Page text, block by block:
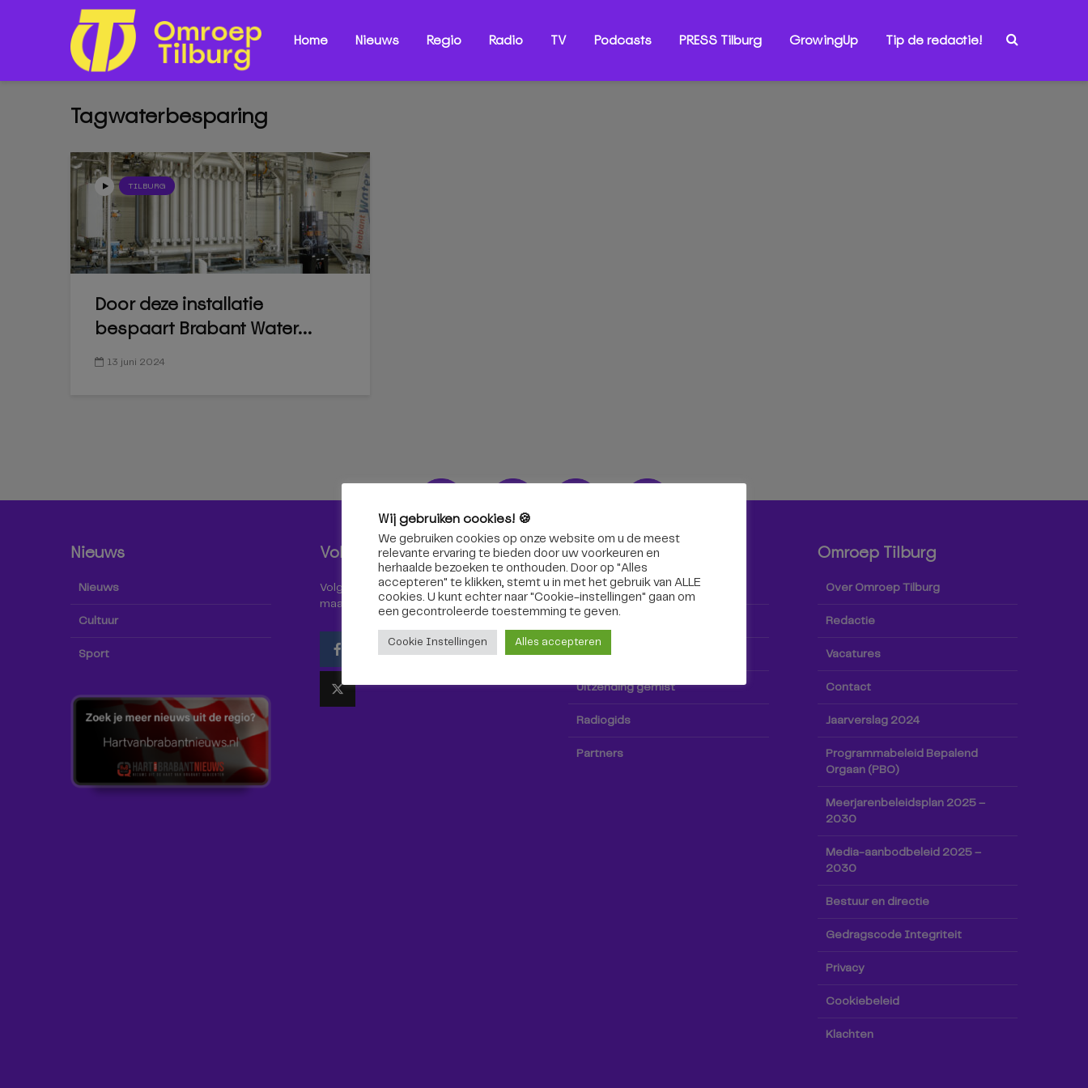
Home Nieuws Regio Radio TV Podcasts PRESS Tilburg GrowingUp Tip de redactie!
Tagwaterbesparing
TILBURG
Door deze installatie
bespaart Brabant Water...
13 juni 2024
Nieuws
Nieuws
Cultuur
Sport
Volg ons!
Volg Omroep Tilburg niet alleen hier,
maar ook via social media!
Radio & TV
Kijk tv
Radio
TV-gids
Uitzending gemist
Radiogids
Partners
Omroep Tilburg
Over Omroep Tilburg
Redactie
Vacatures
Contact
Jaarverslag 2024
Programmabeleid Bepalend
Orgaan (PBO)
Meerjarenbeleidsplan 2025 –
2030
Media-aanbodbeleid 2025 –
2030
Bestuur en directie
Gedragscode Integriteit
Privacy
Cookiebeleid
Klachten
Wij gebruiken cookies! 🍪
We gebruiken cookies op onze website om u de meest
relevante ervaring te bieden door uw voorkeuren en
herhaalde bezoeken te onthouden. Door op "Alles
accepteren" te klikken, stemt u in met het gebruik van ALLE
cookies. U kunt echter naar "Cookie-instellingen" gaan om
een ​​gecontroleerde toestemming te geven.
Cookie Instellingen Alles accepteren